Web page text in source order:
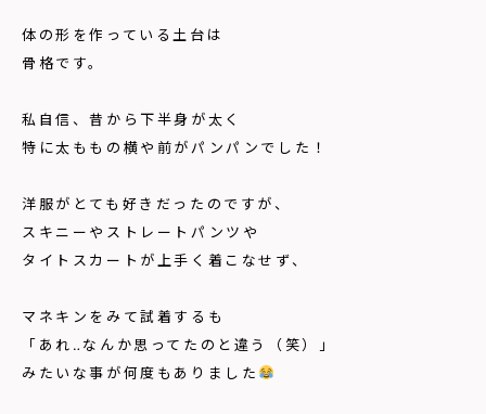
体の形を作っている土台は
骨格です。
私自信、昔から下半身が太く
特に太ももの横や前がパンパンでした！
洋服がとても好きだったのですが、
スキニーやストレートパンツや
タイトスカートが上手く着こなせず、
マネキンをみて試着するも
「あれ‥なんか思ってたのと違う（笑）」
みたいな事が何度もありました